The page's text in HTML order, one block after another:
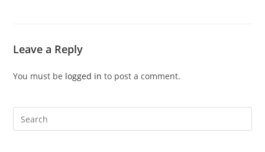
Leave a Reply
You must be logged in to post a comment.